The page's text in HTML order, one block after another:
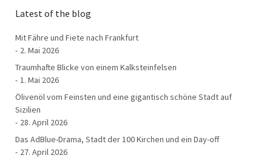
Latest of the blog
Mit Fähre und Fiete nach Frankfurt
2. Mai 2026
Traumhafte Blicke von einem Kalksteinfelsen
1. Mai 2026
Ölivenöl vom Feinsten und eine gigantisch schöne Stadt auf
Sizilien
28. April 2026
Das AdBlue-Drama, Stadt der 100 Kirchen und ein Day-off
27. April 2026